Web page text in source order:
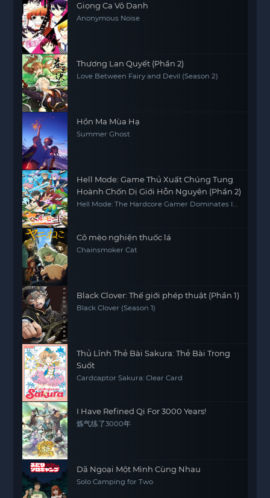
Giọng Ca Vô Danh
Anonymous Noise
Thương Lan Quyết (Phần 2)
Love Between Fairy and Devil (Season 2)
Hồn Ma Mùa Hạ
Summer Ghost
Hell Mode: Game Thủ Xuất Chúng Tung
Hoành Chốn Dị Giới Hỗn Nguyên (Phần 2)
Hell Mode: The Hardcore Gamer Dominates In
Cô mèo nghiện thuốc lá
Chainsmoker Cat
Black Clover: Thế giới phép thuật (Phần 1)
Black Clover (Season 1)
Thủ Lĩnh Thẻ Bài Sakura: Thẻ Bài Trong
Suốt
Cardcaptor Sakura: Clear Card
I Have Refined Qi For 3000 Years!
炼气练了3000年
Dã Ngoại Một Mình Cùng Nhau
Solo Camping for Two